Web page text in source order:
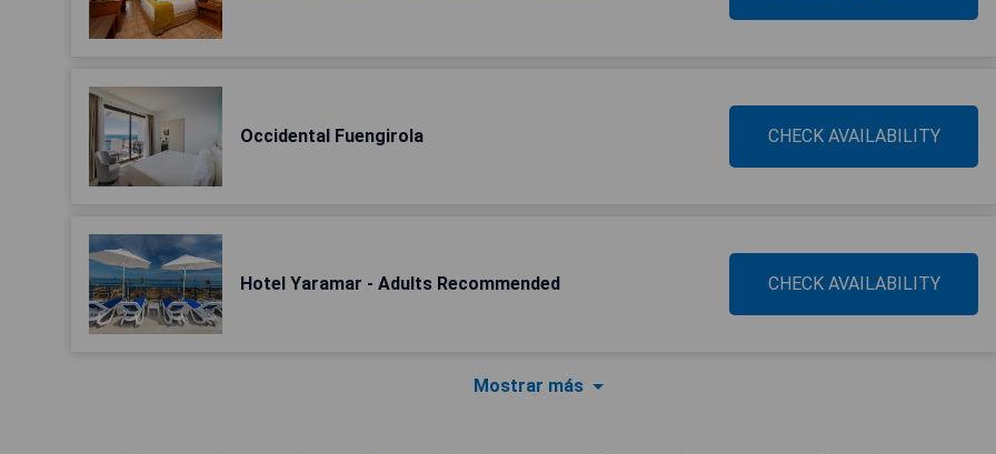
Occidental Fuengirola CHECK AVAILABILITY
Hotel Yaramar - Adults Recommended CHECK AVAILABILITY
Mostrar más